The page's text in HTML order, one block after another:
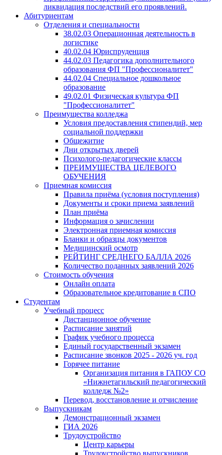
ликвидация последствий его проявлений.
Абитуриентам
Отделения и специальности
38.02.03 Операционная деятельность в
логистике
40.02.04 Юриспруденция
44.02.03 Педагогика дополнительного
образования ФП "Профессионалитет"
44.02.04 Специальное дошкольное
образование
49.02.01 Физическая культура ФП
"Профессионалитет"
Преимущества колледжа
Условия предоставления стипендий, мер
социальной поддержки
Общежитие
Дни открытых дверей
Психолого-педагогические классы
ПРЕИМУЩЕСТВА ЦЕЛЕВОГО
ОБУЧЕНИЯ
Приемная комиссия
Правила приёма (условия поступления)
Документы и сроки приема заявлений
План приёма
Информация о зачислении
Электронная приемная комиссия
Бланки и образцы документов
Медицинский осмотр
РЕЙТИНГ СРЕДНЕГО БАЛЛА 2026
Количество поданных заявлений 2026
Стоимость обучения
Онлайн оплата
Образовательное кредитование в СПО
Студентам
Учебный процесс
Дистанционное обучение
Расписание занятий
График учебного процесса
Единый государственный экзамен
Расписание звонков 2025 - 2026 уч. год
Горячее питание
Организация питания в ГАПОУ СО
«Нижнетагильский педагогический
колледж №2»
Перевод, восстановление и отчисление
Выпускникам
Демонстрационный экзамен
ГИА 2026
Трудоустройство
Центр карьеры
Трудоустройство выпускников